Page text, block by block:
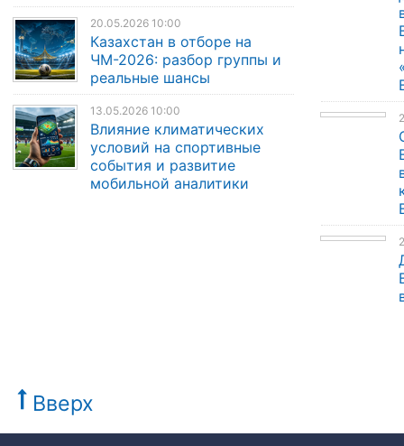
20.05.2026 10:00
Казахстан в отборе на
ЧМ-2026: разбор группы и
реальные шансы
13.05.2026 10:00
Влияние климатических
условий на спортивные
события и развитие
мобильной аналитики
Вверх